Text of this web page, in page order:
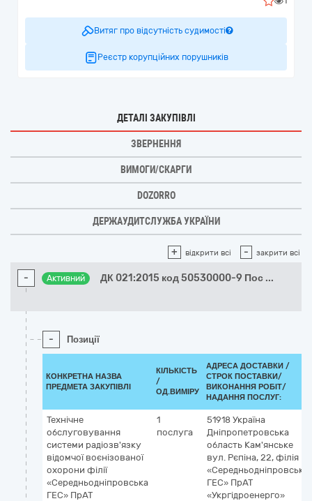
Витяг про відсутність судимості
Реєстр корупційних порушників
ДЕТАЛІ ЗАКУПІВЛІ
ЗВЕРНЕННЯ
ВИМОГИ/СКАРГИ
DOZORRO
ДЕРЖАУДИТСЛУЖБА УКРАЇНИ
+ відкрити всі - закрити всі
- Активний ДК 021:2015 код 50530000-9 Пос ...
- Позиції
КОНКРЕТНА НАЗВА
ПРЕДМЕТА ЗАКУПІВЛІ
КІЛЬКІСТЬ
/
ОД.ВИМІРУ
АДРЕСА ДОСТАВКИ /
СТРОК ПОСТАВКИ/
ВИКОНАННЯ РОБІТ/
НАДАННЯ ПОСЛУГ:
Технічне
обслуговування
системи радіозв'язку
відомчої воєнізованої
охорони філії
«Середньодніпровська
ГЕС» ПрАТ
1
послуга
51918 Україна
Дніпропетровська
область Кам'янське
вул. Рєпіна, 22, філія
«Середньодніпровська
ГЕС» ПрАТ
«Укргідроенерго»